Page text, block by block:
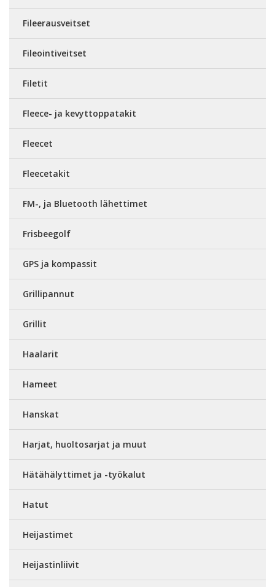
Fileerausveitset
Fileointiveitset
Filetit
Fleece- ja kevyttoppatakit
Fleecet
Fleecetakit
FM-, ja Bluetooth lähettimet
Frisbeegolf
GPS ja kompassit
Grillipannut
Grillit
Haalarit
Hameet
Hanskat
Harjat, huoltosarjat ja muut
Hätähälyttimet ja -työkalut
Hatut
Heijastimet
Heijastinliivit